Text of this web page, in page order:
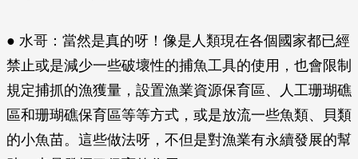
● 水哥：當然是真的呀！像是人類現在各個國家都已經
禁止或是減少一些破壞性的捕魚工具的使用，也會限制
規定捕抓的漁獲量，設置漁業資源保育區、人工珊瑚礁
區和珊瑚礁保育區等等方式，或是放流一些魚類、貝類
的小魚苗。這些做法呀，不但是對漁業有永續發展的幫